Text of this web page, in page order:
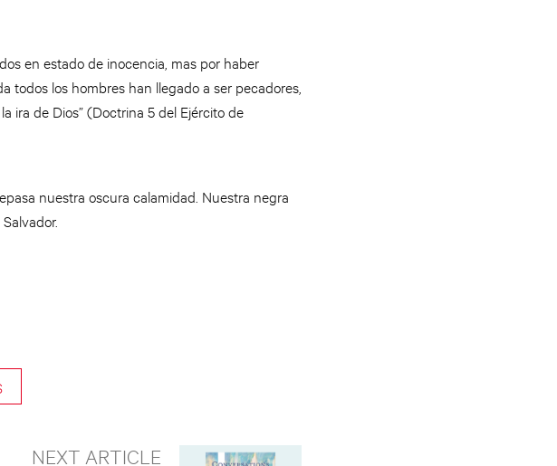
en estado de inocencia, mas por haber
los hombres han llegado a ser pecadores,
ira de Dios” (Doctrina 5 del Ejército de
nuestra oscura calamidad. Nuestra negra
NEXT ARTICLE